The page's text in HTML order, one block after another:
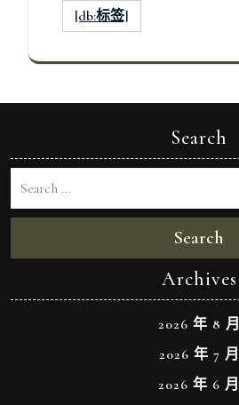
[db:标签]
Search
Search
Archives
2026 年 8 月
2026 年 7 月
2026 年 6 月